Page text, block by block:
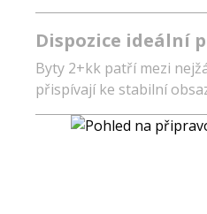
Dispozice ideální
Byty 2+kk patří mezi
přispívají ke stabilní